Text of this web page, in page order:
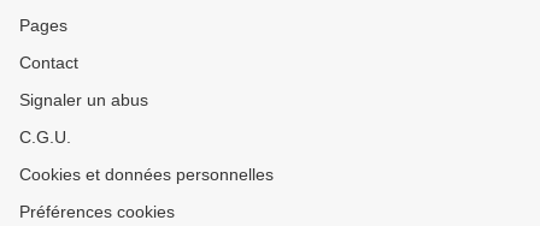
Pages
Contact
Signaler un abus
C.G.U.
Cookies et données personnelles
Préférences cookies